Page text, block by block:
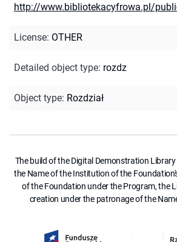
http://www.bibliotekacyfrowa.pl/
License: OTHER
Detailed object type: rozdz
Object type: Rozdział
The build of the Digital Demonstration
the Name of the Institution of the
of the Foundation under the Program, the
creation under the patronage of the